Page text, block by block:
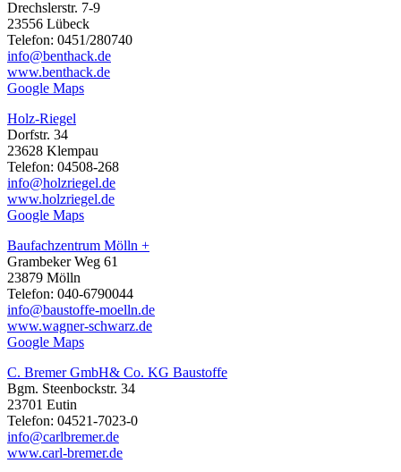
Drechslerstr. 7-9
23556 Lübeck
Telefon: 0451/280740
info@benthack.de
www.benthack.de
Google Maps
Holz-Riegel
Dorfstr. 34
23628 Klempau
Telefon: 04508-268
info@holzriegel.de
www.holzriegel.de
Google Maps
Baufachzentrum Mölln +
Grambeker Weg 61
23879 Mölln
Telefon: 040-6790044
info@baustoffe-moelln.de
www.wagner-schwarz.de
Google Maps
C. Bremer GmbH& Co. KG Baustoffe
Bgm. Steenbockstr. 34
23701 Eutin
Telefon: 04521-7023-0
info@carlbremer.de
www.carl-bremer.de